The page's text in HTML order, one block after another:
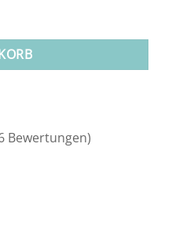
Bewertungen)